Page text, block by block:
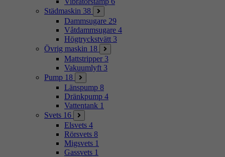
Städmaskin 38
Dammsugare 29
Våtdammsugare 4
Högtryckstvätt 3
Övrig maskin 18
Mattstripper 3
Vakuumlyft 3
Pump 18
Länspump 8
Dränkpump 4
Vattentank 1
Svets 16
Elsvets 4
Rörsvets 8
Migsvets 1
Gassvets 1